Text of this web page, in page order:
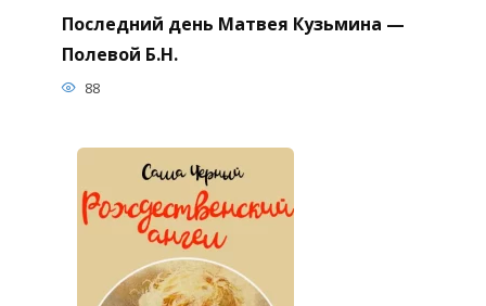
Последний день Матвея Кузьмина —
Полевой Б.Н.
88